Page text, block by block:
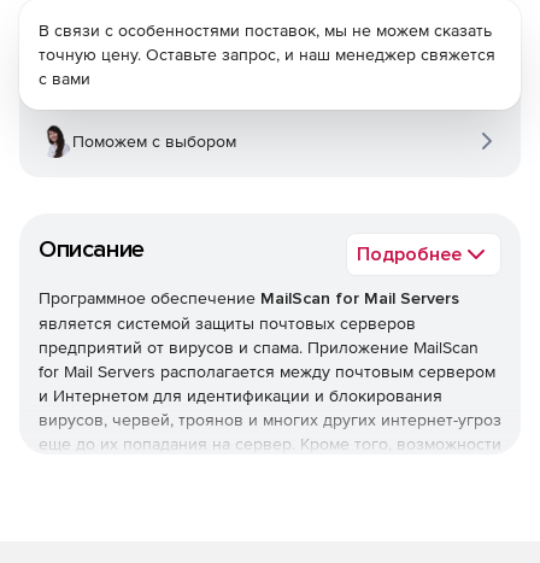
Описание Подробнее
Программное обеспечение MailScan for Mail Servers
является системой защиты почтовых серверов
предприятий от вирусов и спама. Приложение MailScan
for Mail Servers располагается между почтовым сервером
и Интернетом для идентификации и блокирования
вирусов, червей, троянов и многих других интернет-угроз
еще до их попадания на сервер. Кроме того, возможности
В связи с особенностями поставок, мы не можем сказать
точную цену. Оставьте запрос, и наш менеджер свяжется
с вами
Поможем с выбором